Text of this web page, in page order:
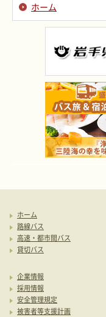
ホーム
ホーム
路線バス
高速・都市間バス
貸切バス
企業情報
採用情報
安全管理規定
被害者等支援計画